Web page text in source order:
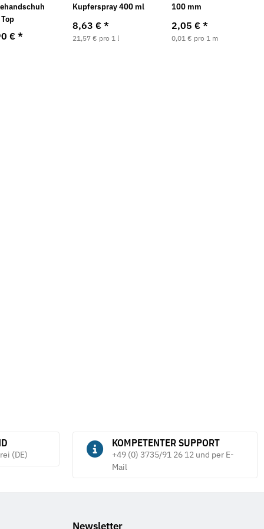
€*
Kupferspray 400 ml
8,63 €*
21,57 € pro 1 l
100 mm
2,05 €*
0,01 € pro 1 m
(DE)
KOMPETENTER SUPPORT
+49 (0) 3735/91 26 12 und per E-
Mail
Newsletter